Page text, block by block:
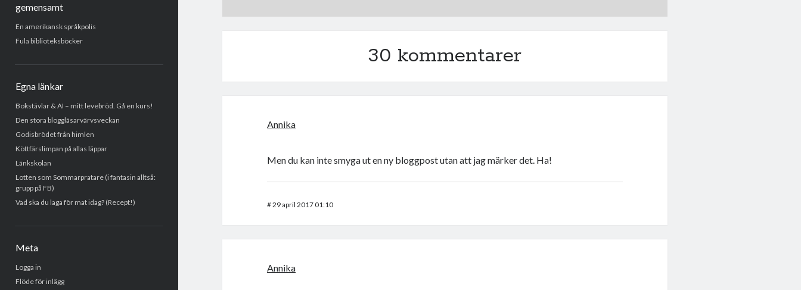
gemensamt
En amerikansk språkpolis
Fula biblioteksböcker
Egna länkar
Bokstävlar & AI – mitt levebröd. Gå en kurs!
Den stora bloggläsarvärvsveckan
Godisbrödet från himlen
Köttfärslimpan på allas läppar
Länkskolan
Lotten som Sommarpratare (i fantasin alltså:
grupp på FB)
Vad ska du laga för mat idag? (Recept!)
Meta
Logga in
Flöde för inlägg
30 kommentarer
Annika
Men du kan inte smyga ut en ny bloggpost utan att jag märker det. Ha!
#29 april 2017 01:10
Annika